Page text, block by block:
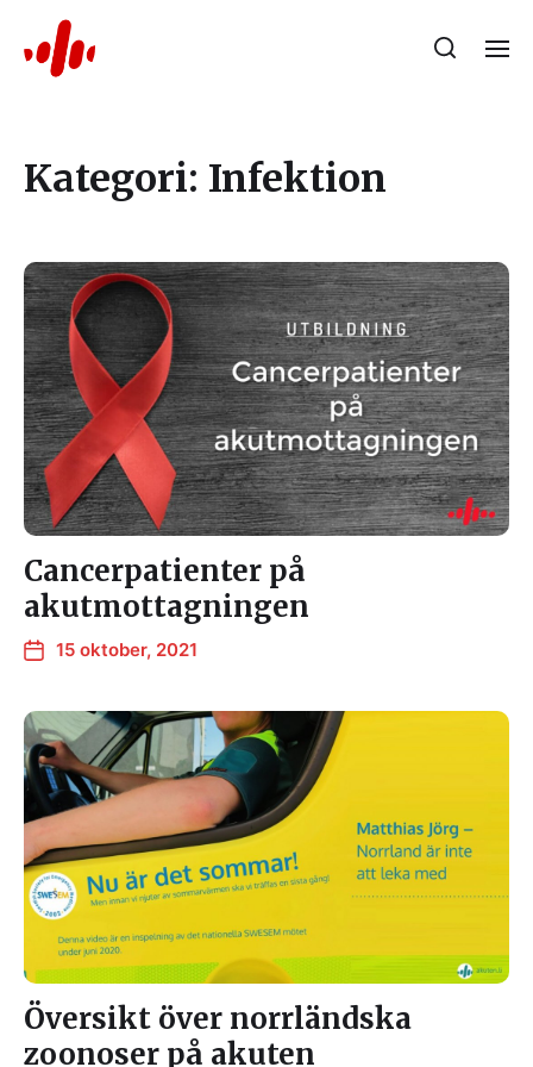
Kategori: Infektion
Cancerpatienter på
akutmottagningen
15 oktober, 2021
Översikt över norrländska
zoonoser på akuten